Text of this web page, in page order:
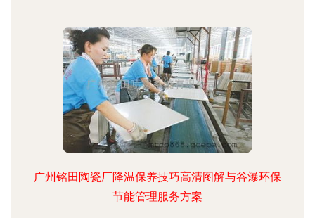
广州铭田陶瓷厂降温保养技巧高清图解与谷瀑环保
节能管理服务方案